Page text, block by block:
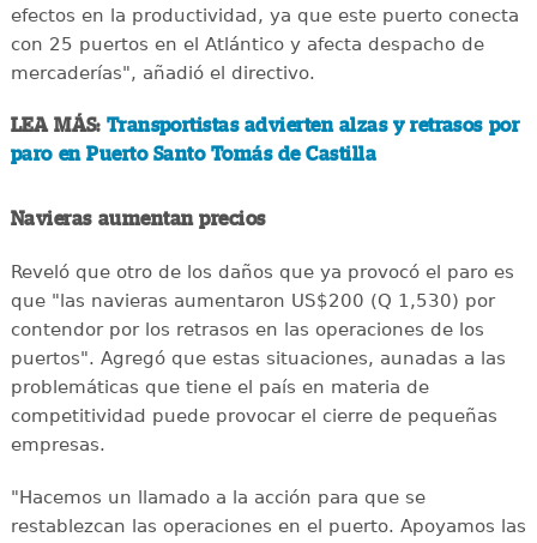
efectos en la productividad, ya que este puerto conecta
con 25 puertos en el Atlántico y afecta despacho de
mercaderías", añadió el directivo.
LEA MÁS: Transportistas advierten alzas y retrasos por
paro en Puerto Santo Tomás de Castilla
Navieras aumentan precios
Reveló que otro de los daños que ya provocó el paro es
que "las navieras aumentaron US$200 (Q 1,530) por
contendor por los retrasos en las operaciones de los
puertos". Agregó que estas situaciones, aunadas a las
problemáticas que tiene el país en materia de
competitividad puede provocar el cierre de pequeñas
empresas.
"Hacemos un llamado a la acción para que se
restablezcan las operaciones en el puerto. Apoyamos las